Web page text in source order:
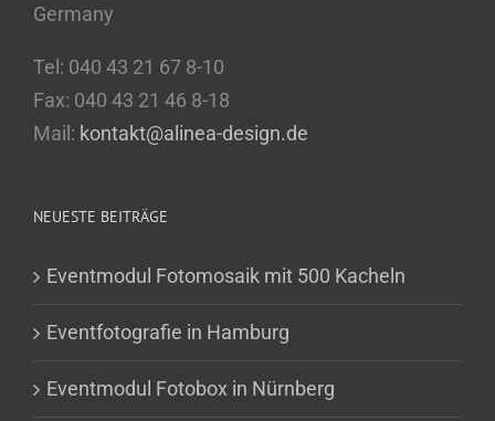
Germany
Tel: 040 43 21 67 8-10
Fax: 040 43 21 46 8-18
Mail: kontakt@alinea-design.de
NEUESTE BEITRÄGE
Eventmodul Fotomosaik mit 500 Kacheln
Eventfotografie in Hamburg
Eventmodul Fotobox in Nürnberg